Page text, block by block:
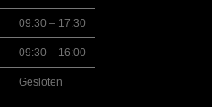
09:30 – 17:30
09:30 – 16:00
Gesloten